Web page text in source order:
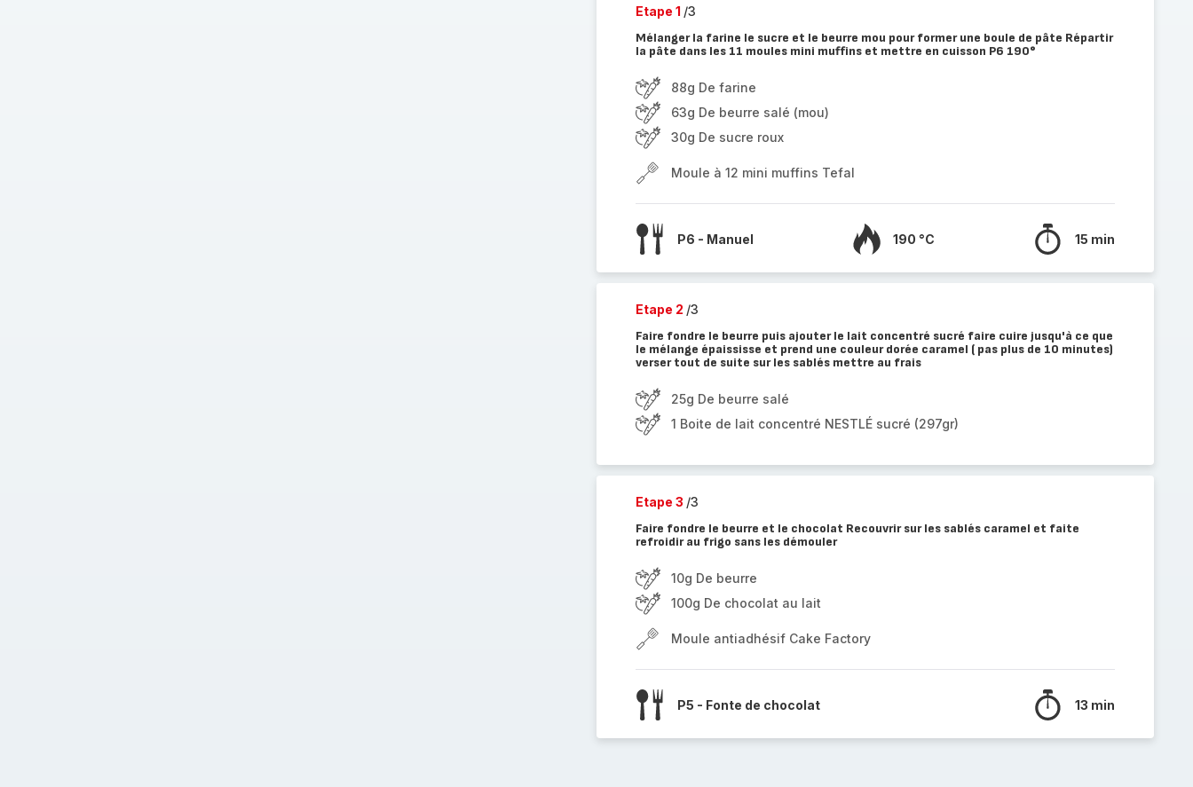
Etape 1 /3
Mélanger la farine le sucre et le beurre mou pour former une boule de pâte Répartir
la pâte dans les 11 moules mini muffins et mettre en cuisson P6 190°
88g De farine
63g De beurre salé (mou)
30g De sucre roux
Moule à 12 mini muffins Tefal
P6 - Manuel 190 °C 15 min
Etape 2 /3
Faire fondre le beurre puis ajouter le lait concentré sucré faire cuire jusqu'à ce que
le mélange épaississe et prend une couleur dorée caramel ( pas plus de 10 minutes)
verser tout de suite sur les sablés mettre au frais
25g De beurre salé
1 Boite de lait concentré NESTLÉ sucré (297gr)
Etape 3 /3
Faire fondre le beurre et le chocolat Recouvrir sur les sablés caramel et faite
refroidir au frigo sans les démouler
10g De beurre
100g De chocolat au lait
Moule antiadhésif Cake Factory
P5 - Fonte de chocolat 13 min